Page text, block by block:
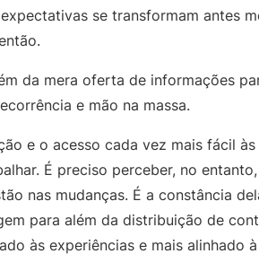
se transformam antes
da mera oferta de informações
e mão na massa.
e o acesso cada vez mais fácil
É preciso perceber, no
nas mudanças. É a constância
para além da distribuição de
às experiências e mais alinhado